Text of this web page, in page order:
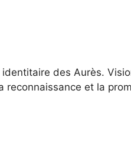
des Aurès.
reconnaissance et la